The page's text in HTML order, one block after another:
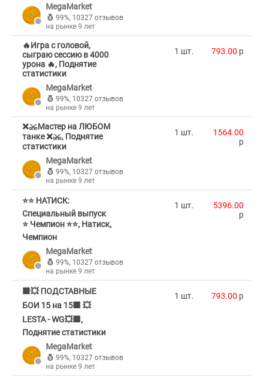
MegaMarket
99%, 10327 отзывов
на рынке 9 лет
🔥Игра с головой,
сыграю сессию в 4000
урона 🔥, Поднятие
статистики
MegaMarket
99%, 10327 отзывов
на рынке 9 лет
1 шт. 793.00 p
❌⚔️Мастер на ЛЮБОМ
танке ❌⚔️, Поднятие
статистики
MegaMarket
99%, 10327 отзывов
на рынке 9 лет
1 шт.
1564.00
p
⭐⭐ НАТИСК:
Специальный выпуск
⭐ Чемпион ⭐⭐, Натиск,
Чемпион
MegaMarket
99%, 10327 отзывов
на рынке 9 лет
1 шт.
5396.00
p
🟪💥 ПОДСТАВНЫЕ
БОИ 15 на 15🟪 💥
LESTA - WG💥🟪,
Поднятие статистики
MegaMarket
99%, 10327 отзывов
на рынке 9 лет
1 шт. 793.00 p